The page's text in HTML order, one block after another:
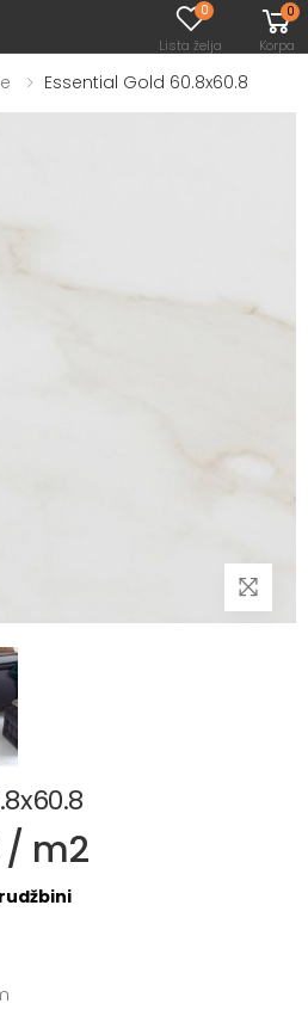
menu
0
Lista želja
0
Korpa
Essential Gold 60.8x60.8
/ m2